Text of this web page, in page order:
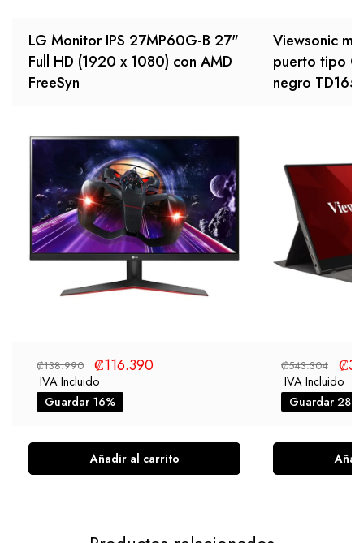
LG Monitor IPS 27MP60G-B 27"
Full HD (1920 x 1080) con AMD
FreeSyn
Viewsonic
puerto tipo
negro
₡138.990 ₡116.390
IVA Incluido
Guardar 16%
₡543.304 ₡
IVA Incluido
Guardar 28%
Añadir al carrito